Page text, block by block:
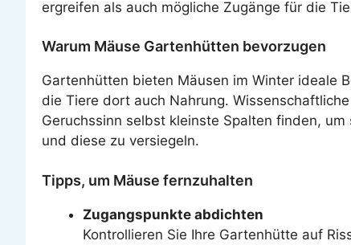
ergreifen als auch mögliche Zugänge für die
Warum Mäuse Gartenhütten bevorzugen
Gartenhütten bieten Mäusen im Winter ideale
die Tiere dort auch Nahrung.
Geruchssinn selbst kleinste Spalten finden,
und diese zu versiegeln.
Tipps, um Mäuse fernzuhalten
Zugangspunkte abdichten
Kontrollieren Sie Ihre Gartenhütte auf